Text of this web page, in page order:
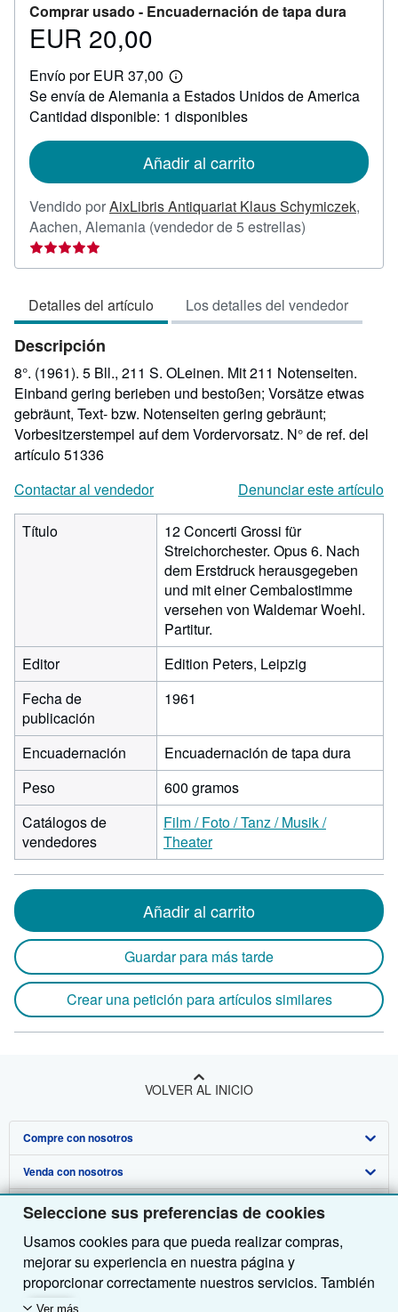
Seleccione sus preferencias de cookies
Usamos cookies para que pueda realizar compras,
mejorar su experiencia en nuestra página y
proporcionar correctamente nuestros servicios. También
utilizamos cookies para comprender el modo en que los
Ver más
Comprar usado - Encuadernación de tapa dura
Precio
20,00
EUR 20,00
Envío por EUR 37,00
Más
información
sobre
las
envío
Se envía de Alemania a Estados Unidos de America
Cantidad disponible: 1 disponibles
Añadir al carrito
Vendido porAixLibris Antiquariat Klaus Schymiczek,
Aachen, Alemania (vendedor de 5 estrellas)
vendedor:
de
5
Detalles del artículo Los detalles del vendedor
Descripción
8°. (1961). 5 Bll., 211 S. OLeinen. Mit 211 Notenseiten.
Einband gering berieben und bestoßen; Vorsätze etwas
gebräunt, Text- bzw. Notenseiten gering gebräunt;
Vorbesitzerstempel auf dem Vordervorsatz. N° de ref. del
artículo 51336
Contactar al vendedor
Denunciar este artículo
Título
12 Concerti Grossi für
Streichorchester. Opus 6. Nach
dem Erstdruck herausgegeben
und mit einer Cembalostimme
versehen von Waldemar Woehl.
Partitur.
Editor
Edition Peters, Leipzig
Fecha de
publicación
1961
Encuadernación
Encuadernación de tapa dura
Peso
600 gramos
Catálogos de
vendedores
Film / Foto / Tanz / Musik /
Theater
Añadir al carrito
Guardar para más tarde
Crear una petición para artículos similares
VOLVER AL INICIO
Compre con nosotros
Búsqueda avanzada
Colecciones
Mi cuenta
Mis pedidos
Ver carrito
Venda con nosotros
Comenzar a vender
Únase a nuestro programa de afiliados
Recomiende un vendedor
Sobre nosotros
Sobre IberLibro
Medios
Empleo
Obtener Ayuda
Preguntas frecuentes y guías
Atención al Cliente
Otras compañías de AbeBooks
AbeBooks.com
Siga a IberLibro